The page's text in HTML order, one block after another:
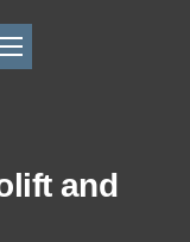
and